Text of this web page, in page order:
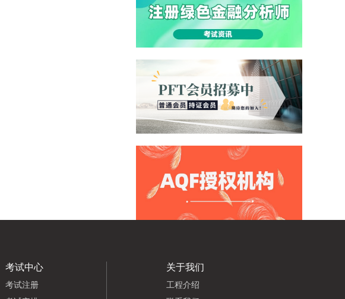
考试中心
考试注册
关于我们
工程介绍